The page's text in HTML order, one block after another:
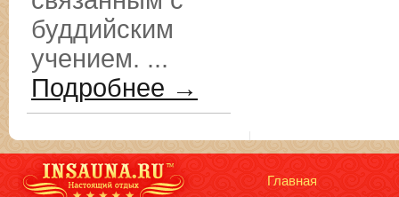
буддийским
учением. ...
Подробнее →
Главная